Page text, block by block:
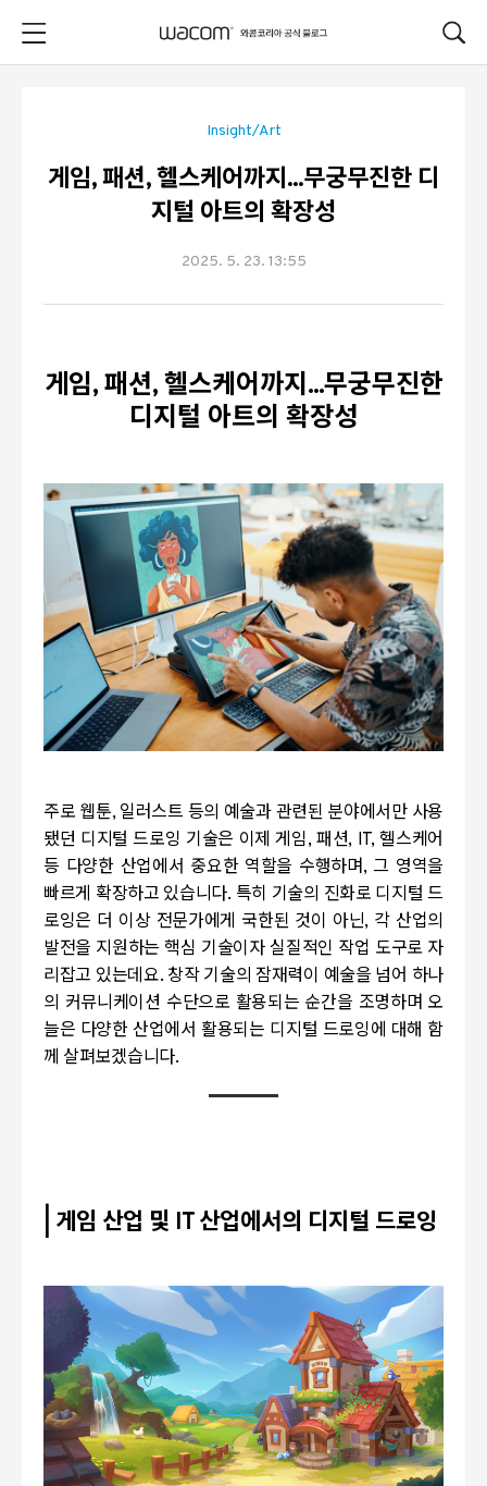
Insight/Art
게임, 패션, 헬스케어까지...무궁무진한 디
지털 아트의 확장성
2025. 5. 23. 13:55
게임, 패션, 헬스케어까지...무궁무진한
디지털 아트의 확장성
주로 웹툰, 일러스트 등의 예술과 관련된 분야에서만 사용
됐던 디지털 드로잉 기술은 이제 게임,패션, IT, 헬스케어
등 다양한 산업에서 중요한 역할을 수행하며, 그 영역을
빠르게 확장하고 있습니다. 특히 기술의 진화로 디지털 드
로잉은 더 이상 전문가에게 국한된 것이 아닌, 각 산업의
발전을 지원하는 핵심 기술이자 실질적인 작업 도구로 자
리잡고 있는데요. 창작 기술의 잠재력이 예술을 넘어 하나
의 커뮤니케이션 수단으로 활용되는 순간을 조명하며 오
늘은 다양한 산업에서 활용되는 디지털 드로잉에 대해 함
께 살펴보겠습니다.
게임 산업 및 IT산업에서의 디지털 드로잉